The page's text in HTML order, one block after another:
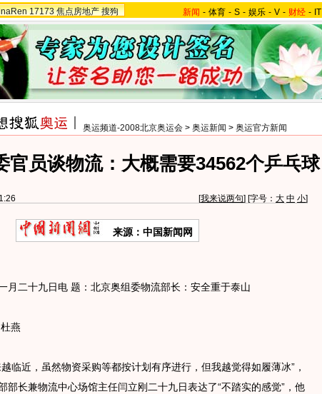
17173 焦点房地产 搜狗 新闻 - 体育 - S - 娱乐 - V - 财经 - IT
奥运频道-2008北京奥运会 > 奥运新闻 > 奥运官方新闻
官员谈物流：大概需要34562个乒乓球
[我来说两句] [字号： 大 中 小]
来源：中国新闻网
二十九日电 题：北京奥组委物流部长：安全重于泰山
燕
近，虽然物资采购等都按计划有序进行，但我越觉得如履薄冰”，
部长兼物流中心场馆主任闫立刚二十九日表达了“不踏实的感觉”，他